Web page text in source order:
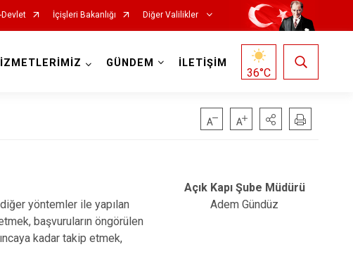
Devlet İçişleri Bakanlığı Diğer Valilikler
GÜNDEM İLETİŞİM
36°C
yöntemler ile yapılan
başvuruların öngörülen
kadar takip etmek,
Açık Kapı Şube Müdürü
Adem Gündüz